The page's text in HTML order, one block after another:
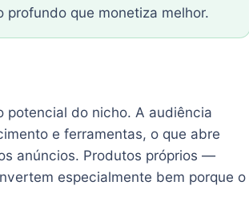
que monetiza melhor.
potencial do nicho. A audiência
e ferramentas, o que abre
anúncios. Produtos próprios —
especialmente bem porque o